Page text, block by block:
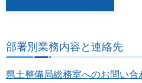
部署別業務内容と連絡先
県土整備局総務室へのお問い合